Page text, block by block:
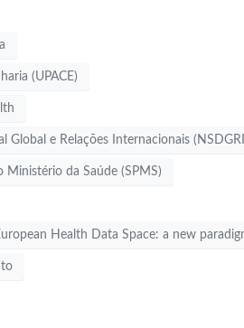
(UPACE)
Global e Relações Internacionais
Ministério da Saúde (SPMS)
Health Data Space: a new